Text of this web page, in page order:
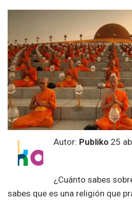
Autor: Publiko 25
¿Cuánto sabes
sabes que es una religión que